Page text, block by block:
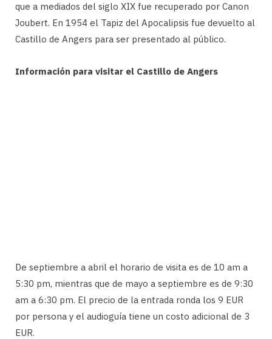
que a mediados del siglo XIX fue recuperado por Canon
Joubert. En 1954 el Tapiz del Apocalipsis fue devuelto al
Castillo de Angers para ser presentado al público.
Información para visitar el Castillo de Angers
De septiembre a abril el horario de visita es de 10 am a
5:30 pm, mientras que de mayo a septiembre es de 9:30
am a 6:30 pm. El precio de la entrada ronda los 9 EUR
por persona y el audioguía tiene un costo adicional de 3
EUR.